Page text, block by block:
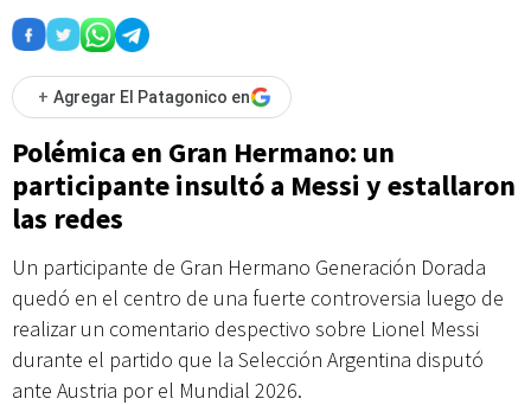
+ Agregar El Patagonico en
Polémica en Gran Hermano: un
participante insultó a Messi y estallaron
las redes
Un participante de Gran Hermano Generación Dorada
quedó en el centro de una fuerte controversia luego de
realizar un comentario despectivo sobre Lionel Messi
durante el partido que la Selección Argentina disputó
ante Austria por el Mundial 2026.